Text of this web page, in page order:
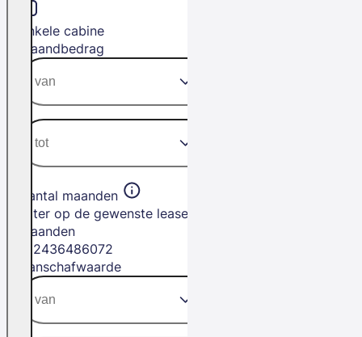
Enkele cabine
Maandbedrag
Aantal maanden
Filter op de gewenste leasetermijn in
maanden
2436486072
Aanschafwaarde